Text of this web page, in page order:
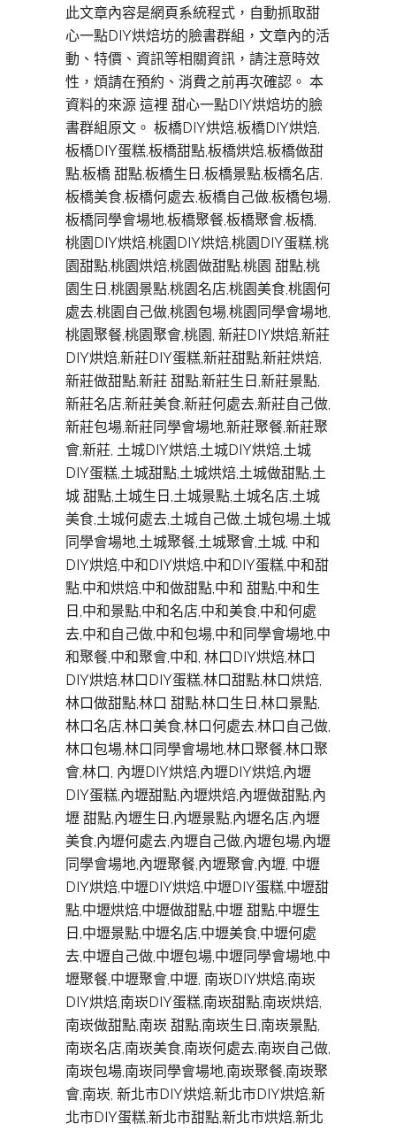
此文章內容是網頁系統程式，自動抓取甜
心一點DIY烘焙坊的臉書群組，文章內的活
動、特價、資訊等相關資訊，請注意時效
性，煩請在預約、消費之前再次確認。 本
資料的來源 這裡 甜心一點DIY烘焙坊的臉
書群組原文。 板橋DIY烘焙,板橋DIY烘焙,
板橋DIY蛋糕,板橋甜點,板橋烘焙,板橋做甜
點,板橋 甜點,板橋生日,板橋景點,板橋名店,
板橋美食,板橋何處去,板橋自己做,板橋包場,
板橋同學會場地,板橋聚餐,板橋聚會,板橋,
桃園DIY烘焙,桃園DIY烘焙,桃園DIY蛋糕,桃
園甜點,桃園烘焙,桃園做甜點,桃園 甜點,桃
園生日,桃園景點,桃園名店,桃園美食,桃園何
處去,桃園自己做,桃園包場,桃園同學會場地,
桃園聚餐,桃園聚會,桃園, 新莊DIY烘焙,新莊
DIY烘焙,新莊DIY蛋糕,新莊甜點,新莊烘焙,
新莊做甜點,新莊 甜點,新莊生日,新莊景點,
新莊名店,新莊美食,新莊何處去,新莊自己做,
新莊包場,新莊同學會場地,新莊聚餐,新莊聚
會,新莊, 土城DIY烘焙,土城DIY烘焙,土城
DIY蛋糕,土城甜點,土城烘焙,土城做甜點,土
城 甜點,土城生日,土城景點,土城名店,土城
美食,土城何處去,土城自己做,土城包場,土城
同學會場地,土城聚餐,土城聚會,土城, 中和
DIY烘焙,中和DIY烘焙,中和DIY蛋糕,中和甜
點,中和烘焙,中和做甜點,中和 甜點,中和生
日,中和景點,中和名店,中和美食,中和何處
去,中和自己做,中和包場,中和同學會場地,中
和聚餐,中和聚會,中和, 林口DIY烘焙,林口
DIY烘焙,林口DIY蛋糕,林口甜點,林口烘焙,
林口做甜點,林口 甜點,林口生日,林口景點,
林口名店,林口美食,林口何處去,林口自己做,
林口包場,林口同學會場地,林口聚餐,林口聚
會,林口, 內壢DIY烘焙,內壢DIY烘焙,內壢
DIY蛋糕,內壢甜點,內壢烘焙,內壢做甜點,內
壢 甜點,內壢生日,內壢景點,內壢名店,內壢
美食,內壢何處去,內壢自己做,內壢包場,內壢
同學會場地,內壢聚餐,內壢聚會,內壢, 中壢
DIY烘焙,中壢DIY烘焙,中壢DIY蛋糕,中壢甜
點,中壢烘焙,中壢做甜點,中壢 甜點,中壢生
日,中壢景點,中壢名店,中壢美食,中壢何處
去,中壢自己做,中壢包場,中壢同學會場地,中
壢聚餐,中壢聚會,中壢, 南崁DIY烘焙,南崁
DIY烘焙,南崁DIY蛋糕,南崁甜點,南崁烘焙,
南崁做甜點,南崁 甜點,南崁生日,南崁景點,
南崁名店,南崁美食,南崁何處去,南崁自己做,
南崁包場,南崁同學會場地,南崁聚餐,南崁聚
會,南崁, 新北市DIY烘焙,新北市DIY烘焙,新
北市DIY蛋糕,新北市甜點,新北市烘焙,新北